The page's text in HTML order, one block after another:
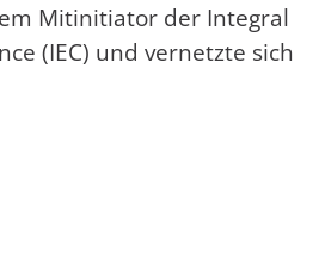
Mitinitiator der Integral
(IEC) und vernetzte sich